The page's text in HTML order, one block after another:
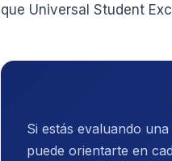
que Universal Student
Si estás evaluando
puede orientarte en